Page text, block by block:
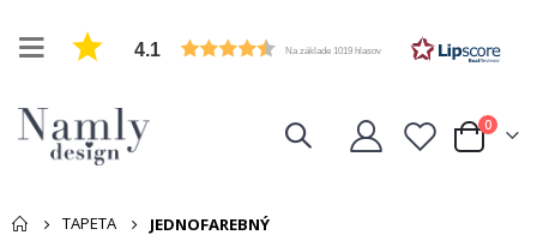
4.1 Na základe 1019 hlasov
Cart
0položky
TAPETA JEDNOFAREBNÝ